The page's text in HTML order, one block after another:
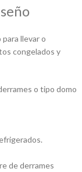
llevar o
congelados y
o tipo domo
de derrames